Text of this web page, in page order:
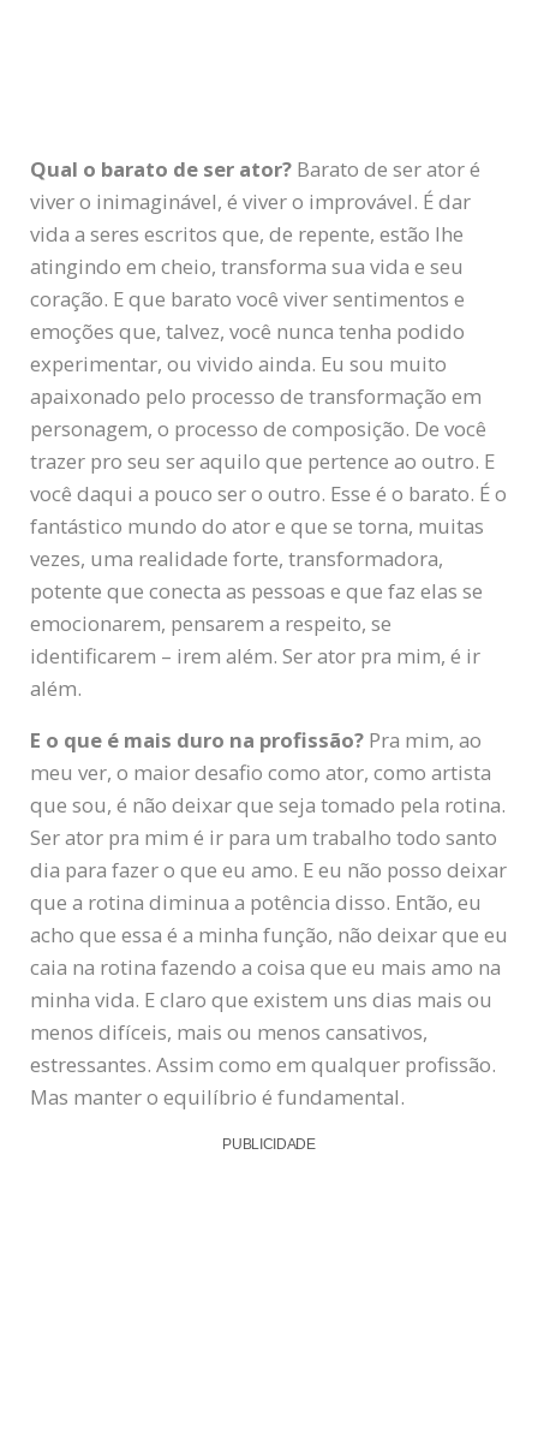
Qual o barato de ser ator? Barato de ser ator é
viver o inimaginável, é viver o improvável. É dar
vida a seres escritos que, de repente, estão lhe
atingindo em cheio, transforma sua vida e seu
coração. E que barato você viver sentimentos e
emoções que, talvez, você nunca tenha podido
experimentar, ou vivido ainda. Eu sou muito
apaixonado pelo processo de transformação em
personagem, o processo de composição. De você
trazer pro seu ser aquilo que pertence ao outro. E
você daqui a pouco ser o outro. Esse é o barato. É o
fantástico mundo do ator e que se torna, muitas
vezes, uma realidade forte, transformadora,
potente que conecta as pessoas e que faz elas se
emocionarem, pensarem a respeito, se
identificarem – irem além. Ser ator pra mim, é ir
além.
E o que é mais duro na profissão? Pra mim, ao
meu ver, o maior desafio como ator, como artista
que sou, é não deixar que seja tomado pela rotina.
Ser ator pra mim é ir para um trabalho todo santo
dia para fazer o que eu amo. E eu não posso deixar
que a rotina diminua a potência disso. Então, eu
acho que essa é a minha função, não deixar que eu
caia na rotina fazendo a coisa que eu mais amo na
minha vida. E claro que existem uns dias mais ou
menos difíceis, mais ou menos cansativos,
estressantes. Assim como em qualquer profissão.
Mas manter o equilíbrio é fundamental.
PUBLICIDADE